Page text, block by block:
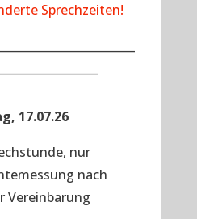
Sprechzeiten!
17.07.26
nur
nach
Vereinbarung